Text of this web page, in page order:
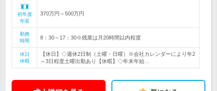
初年度
年収
370万円～500万円
勤務
時間
8：30～17：30※残業は月20時間以内程度
休日
休暇
【休日】◇週休2日制（土曜・日曜）※会社カレンダーにより年2
～3日程度土曜出勤あり【休暇】◇年末年始…